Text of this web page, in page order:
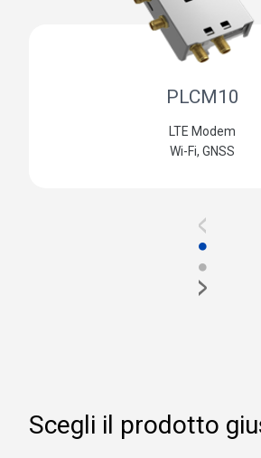
PLCM10
LTE Modem
Wi-Fi, GNSS
<
●
●
>
Scegli il prodotto